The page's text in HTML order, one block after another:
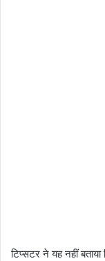
टिप्सटर ने यह नहीं